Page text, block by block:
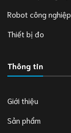
Robot công nghiệp
Thiết bị đo
Thông tin
Giới thiệu
Sản phẩm